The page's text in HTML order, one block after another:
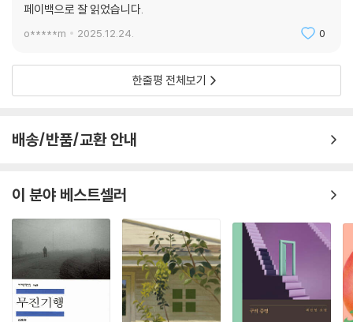
흐르며 떠다니는 현실과의 대면
도약으로 말미암아 만나는 진짜 현실
현실의 공포를 직조해 가장 낯선 질감의 현실을 펼치는 데 일가견이 있는
작가는, 이 소설집을 통해 정해연다움을 부수어 진짜 정해연다움에 다가선
휩싸인 삶이 쓰지 않는 삶보다 견딜만 하다는 작가(에세이 「어떤 작가」)가
구축한 세 개의 세계가 비단 소설로만 다가오지 않는 이유다. 성현아 평론
놓인 우리를 상상한다. 정해연이 새로이 감각하게 한 현실의 입자들에 둘
러싸인 “우리가, 웅크려 응고되었다가 서로의 손을 놓치며 기화했다가 징
그럽게 들러붙어 우리 안을 흐르기도 하는 다채로운 현실의 물성과 맞닿기
를 기대한다.” 현실에서 도약해 “현실과의 접촉면이 늘어날수록” 우리는
소설이란 외피를 입은 정해연과 만나게 될 것이다. 무한하게 확장한 현실
을 감각할 것이다.
페이백으로 잘 읽었습니다.
o*****m 2025.12.24. 0
한줄평 전체보기
배송/반품/교환 안내
이 분야 베스트셀러